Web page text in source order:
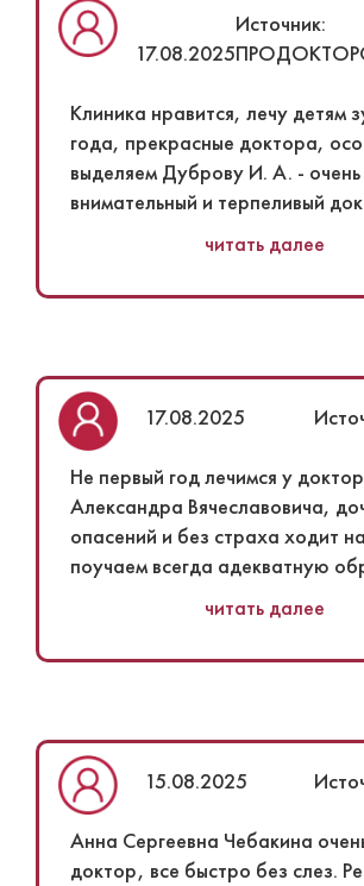
17.08.2025
Источник:
Клиника нравится, лечу детям
года, прекрасные доктора,
выделяем Дуброву И. А. - очень
внимательный и терпеливый
ней. В клинике комфортная зона
ожидания, приятное
читать далее
17.08.2025
Не первый год лечимся у
Александра Вячеславовича,
опасений и без страха ходит
поучаем всегда адекватную
читать далее
15.08.2025
Анна Сергеевна Чебакина
доктор, все быстро без слез.